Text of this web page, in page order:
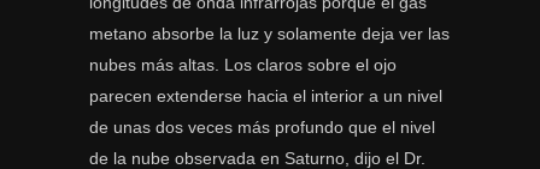
metano absorbe la luz y solamente deja ver las
nubes más altas. Los claros sobre el ojo
parecen extenderse hacia el interior a un nivel
de unas dos veces más profundo que el nivel
de la nube observada en Saturno, dijo el Dr.